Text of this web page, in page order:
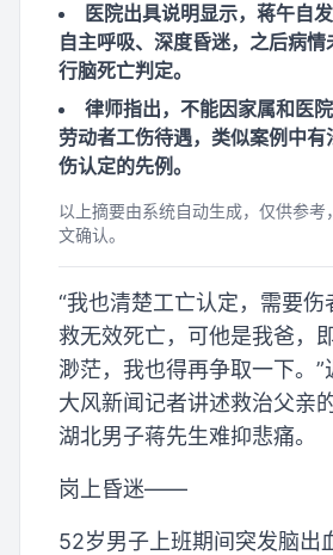
医院出具说明显示，蒋午自
自主呼吸、深度昏迷，之后病
行脑死亡判定。
律师指出，不能因家属和医
劳动者工伤待遇，类似案例中
伤认定的先例。
以上摘要由系统自动生成，仅供参
文确认。
“我也清楚工亡认定，需要
救无效死亡，可他是我爸，
渺茫，我也得再争取一下。
大风新闻记者讲述救治父亲
湖北男子蒋先生难抑悲痛。
岗上昏迷——
52岁男子上班期间突发脑出